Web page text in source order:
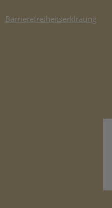
Barrierefreiheitserklräung